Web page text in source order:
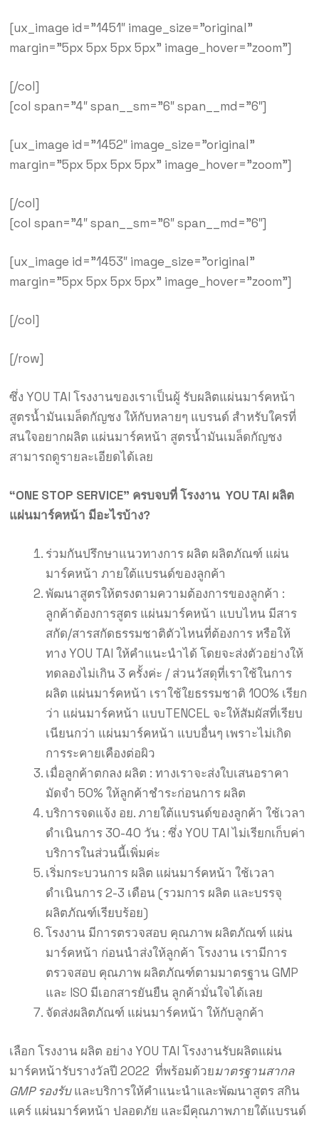
[ux_image id=”1451″ image_size=”original”
margin=”5px 5px 5px 5px” image_hover=”zoom”]
[/col]
[col span=”4″ span__sm=”6″ span__md=”6″]
[ux_image id=”1452″ image_size=”original”
margin=”5px 5px 5px 5px” image_hover=”zoom”]
[/col]
[col span=”4″ span__sm=”6″ span__md=”6″]
[ux_image id=”1453″ image_size=”original”
margin=”5px 5px 5px 5px” image_hover=”zoom”]
[/col]
[/row]
ซึ่ง YOU TAI โรงงานของเราเป็นผู้ รับผลิตแผ่นมาร์คหน้า
สูตรน้ำมันเมล็ดกัญชง ให้กับหลายๆ แบรนด์ สำหรับใครที่
สนใจอยากผลิต แผ่นมาร์คหน้า สูตรน้ำมันเมล็ดกัญชง
สามารถดูรายละเอียดได้เลย
“ONE STOP SERVICE” ครบจบที่ โรงงาน YOU TAI ผลิต
แผ่นมาร์คหน้า มีอะไรบ้าง?
ร่วมกันปรึกษาแนวทางการ ผลิต ผลิตภัณฑ์ แผ่น
มาร์คหน้า ภายใต้แบรนด์ของลูกค้า
พัฒนาสูตรให้ตรงตามความต้องการของลูกค้า :
ลูกค้าต้องการสูตร แผ่นมาร์คหน้า แบบไหน มีสาร
สกัด/สารสกัดธรรมชาติตัวไหนที่ต้องการ หรือให้
ทาง YOU TAI ให้คำแนะนำได้ โดยจะส่งตัวอย่างให้
ทดลองไม่เกิน 3 ครั้งค่ะ /ส่วนวัสดุที่เราใช้ในการ
ผลิต แผ่นมาร์คหน้า เราใช้ใยธรรมชาติ 100% เรียก
ว่า แผ่นมาร์คหน้า แบบTENCEL จะให้สัมผัสที่เรียบ
เนียนกว่า แผ่นมาร์คหน้า แบบอื่นๆ เพราะไม่เกิด
การระคายเคืองต่อผิว
เมื่อลูกค้าตกลง ผลิต : ทางเราจะส่งใบเสนอราคา
มัดจำ 50% ให้ลูกค้าชำระก่อนการ ผลิต
บริการจดแจ้ง อย. ภายใต้แบรนด์ของลูกค้า ใช้เวลา
ดำเนินการ 30-40 วัน : ซึ่ง YOU TAI ไม่เรียกเก็บค่า
บริการในส่วนนี้เพิ่มค่ะ
เริ่มกระบวนการ ผลิต แผ่นมาร์คหน้า ใช้เวลา
ดำเนินการ 2-3 เดือน (รวมการ ผลิต และบรรจุ
ผลิตภัณฑ์เรียบร้อย)
โรงงาน มีการตรวจสอบ คุณภาพ ผลิตภัณฑ์ แผ่น
มาร์คหน้า ก่อนนำส่งให้ลูกค้า โรงงาน เรามีการ
ตรวจสอบ คุณภาพ ผลิตภัณฑ์ตามมาตรฐาน GMP
และ ISO มีเอกสารยันยืน ลูกค้ามั่นใจได้เลย
จัดส่งผลิตภัณฑ์ แผ่นมาร์คหน้า ให้กับลูกค้า
เลือก โรงงาน ผลิต อย่าง YOU TAI โรงงานรับผลิตแผ่น
มาร์คหน้ารับรางวัลปี 2022 ที่พร้อมด้วยมาตรฐานสากล
GMP รองรับและบริการให้คำแนะนำและพัฒนาสูตร สกิน
แคร์ แผ่นมาร์คหน้า ปลอดภัย และมีคุณภาพภายใต้แบรนด์